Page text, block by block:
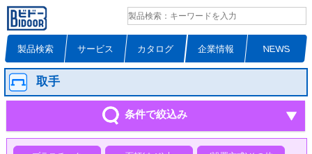
製品検索 サービス カタログ 企業情報 NEWS
取手
条件で絞込み